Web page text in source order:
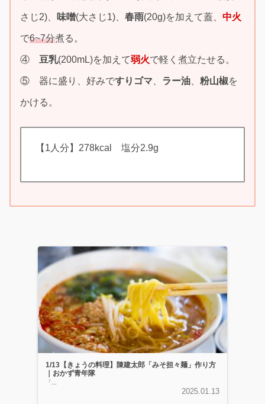
さじ2)、 味噌(大さじ1)、 春雨(20g)を加えて蓋、 中火
で6~7分煮る。
④ 豆乳(200mL)を加えて弱火で軽く煮立たせる。
⑤ 器に盛り、好みですりゴマ、 ラー油、 粉山椒を
かける。
【1人分】278kcal 塩分2.9g
1/13【きょうの料理】陳建太郎「みそ担々麺」作り方
｜おかず青年隊
「...
2025.01.13